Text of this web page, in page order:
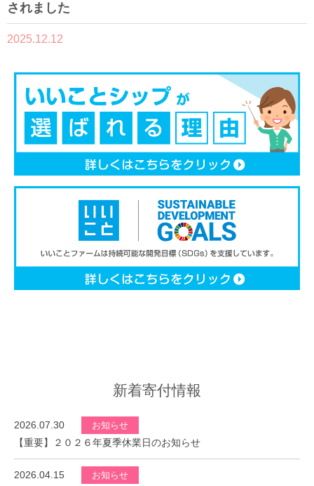
されました
2025.12.12
新着寄付情報
2026.07.30 お知らせ
【重要】２０２６年夏季休業日のお知らせ
2026.04.15 お知らせ